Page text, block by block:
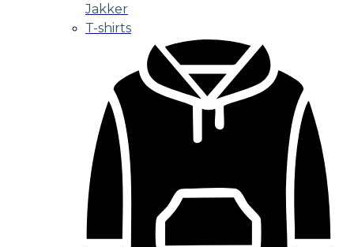
Jakker
T-shirts